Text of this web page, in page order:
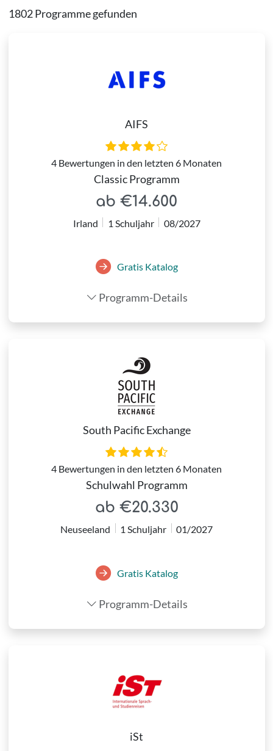
1802 Programme gefunden
AIFS
4 Bewertungen in den letzten 6 Monaten
Classic Programm
ab €14.600
Irland 1 Schuljahr 08/2027
Gratis Katalog
Programm-Details
South Pacific Exchange
4 Bewertungen in den letzten 6 Monaten
Schulwahl Programm
ab €20.330
Neuseeland 1 Schuljahr 01/2027
Gratis Katalog
Programm-Details
iSt